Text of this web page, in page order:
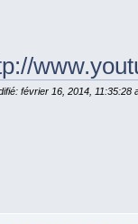
février 16, 2014, 11:35:28